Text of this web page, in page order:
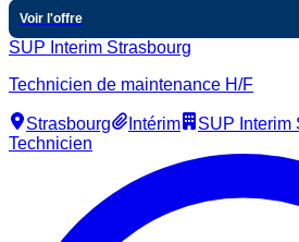
Voir l'offre
SUP Interim Strasbourg
Technicien de maintenance H/F
Strasbourg Intérim
SUP Interim
Technicien